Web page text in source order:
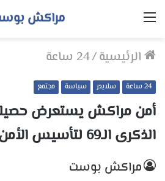
مراكش القائمة
الرئيسية/24 ساعة
24 ساعة سلايدر سياسة مجتمع
أمن مراكش يستعرض
الذكرى الـ69 لتأسيس الأمن الوطني
مراكش بوست